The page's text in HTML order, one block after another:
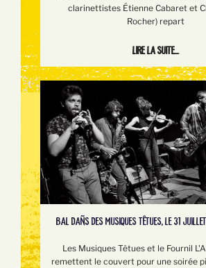
clarinettistes Étienne Cabaret et
Rocher) repart
Lire la suite...
BAL DAÑS DES MUSIQUES TÊTUES, LE 31
Les Musiques Têtues et le Fournil
remettent le couvert pour une soirée